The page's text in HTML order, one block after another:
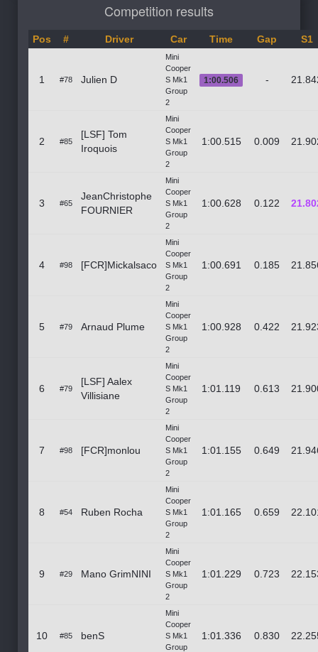
Competition results
Pos # Driver Car Time Gap S1
1 #78 Julien D
Mini
Cooper
S Mk1
Group
2
1:00.506 -
2 #85
[LSF] Tom
Iroquois
Mini
Cooper
S Mk1
Group
2
1:00.515 0.009
3 #65
JeanChristophe
FOURNIER
Mini
Cooper
S Mk1
Group
2
1:00.628 0.122
4 #98 [FCR]Mickalsaco
Mini
Cooper
S Mk1
Group
2
1:00.691 0.185
5 #79 Arnaud Plume
Mini
Cooper
S Mk1
Group
2
1:00.928 0.422
6 #79
[LSF] Aalex
Villisiane
Mini
Cooper
S Mk1
Group
2
1:01.119 0.613
7 #98 [FCR]monlou
Mini
Cooper
S Mk1
Group
2
1:01.155 0.649
8 #54 Ruben Rocha
Mini
Cooper
S Mk1
Group
2
1:01.165 0.659
9 #29 Mano GrimNINI
Mini
Cooper
S Mk1
Group
2
1:01.229 0.723
10 #85 benS
Mini
Cooper
S Mk1
Group
1:01.336 0.830